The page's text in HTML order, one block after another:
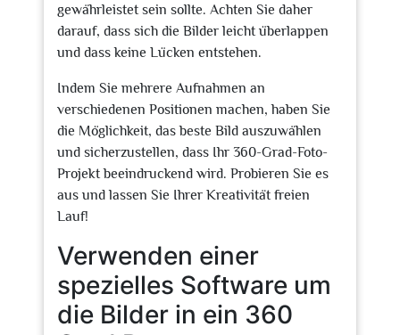
gewährleistet sein sollte. Achten Sie daher
darauf, dass sich die Bilder leicht überlappen
und dass keine Lücken entstehen.
Indem Sie mehrere Aufnahmen an
verschiedenen Positionen machen, haben Sie
die Möglichkeit, das beste Bild auszuwählen
und sicherzustellen, dass Ihr 360-Grad-Foto-
Projekt beeindruckend wird. Probieren Sie es
aus und lassen Sie Ihrer Kreativität freien
Lauf!
Verwenden einer
spezielles Software um
die Bilder in ein 360